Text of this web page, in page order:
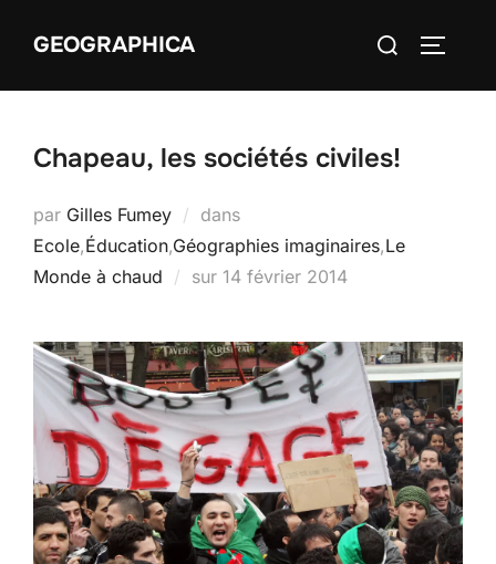
GEOGRAPHICA Rechercher :
Chapeau, les sociétés civiles!
par Gilles Fumey
dans
Ecole,Éducation,Géographies imaginaires,Le
Monde à chaud
sur Publié
14 février 2014